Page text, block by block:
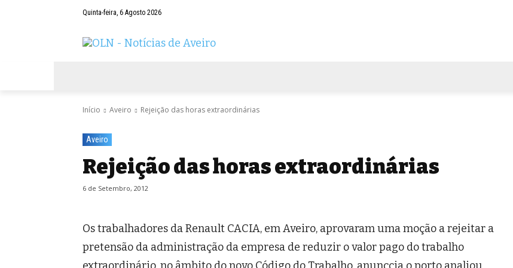
Quinta-feira, 6 Agosto 2026
Início Aveiro Rejeição das horas extraordinárias
Aveiro
Rejeição das horas extraordinárias
6 de Setembro, 2012
Os trabalhadores da Renault CACIA, em Aveiro, aprovaram uma moção a rejeitar a
pretensão da administração da empresa de reduzir o valor pago do trabalho